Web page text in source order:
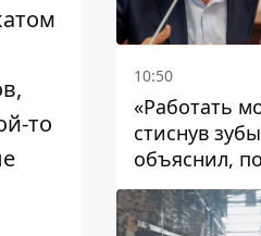
то
10:50
«Работать
стиснув
объяснил,
пишет в